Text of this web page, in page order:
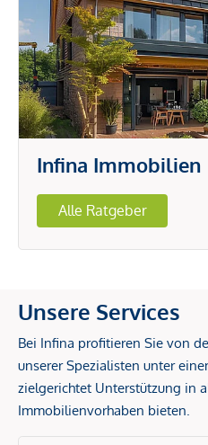
Infina Immobilien
Alle Ratgeber
Unsere Services
Bei Infina profitieren Sie von
unserer Spezialisten unter
zielgerichtet Unterstützung in
Immobilienvorhaben bieten.